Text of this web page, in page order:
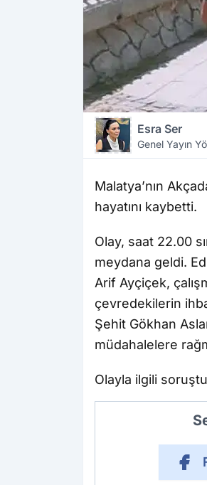
Esra Ser
Genel Yayın
Malatya’nın
hayatını kaybetti.
Olay, saat 22.00
meydana geldi.
Arif Ayçiçek,
çevredekilerin
Şehit Gökhan
müdahalelere
Olayla ilgili